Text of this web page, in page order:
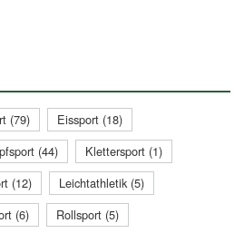
(79)
Eissport (18)
(44)
Klettersport (1)
(12)
Leichtathletik (5)
(6)
Rollsport (5)